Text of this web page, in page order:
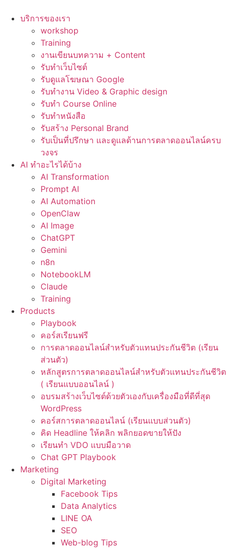
บริการของเรา
workshop
Training
งานเขียนบทความ + Content
รับทำเว็บไซต์
รับดูแลโฆษณา Google
รับทำงาน Video & Graphic design
รับทำ Course Online
รับทำหนังสือ
รับสร้าง Personal Brand
รับเป็นที่ปรึกษา และดูแลด้านการตลาดออนไลน์ครบ
วงจร
AI ทำอะไรได้บ้าง
AI Transformation
Prompt AI
AI Automation
OpenClaw
AI Image
ChatGPT
Gemini
n8n
NotebookLM
Claude
Training
Products
Playbook
คอร์สเรียนฟรี
การตลาดออนไลน์สำหรับตัวแทนประกันชีวิต (เรียน
ส่วนตัว)
หลักสูตรการตลาดออนไลน์สำหรับตัวแทนประกันชีวิต
( เรียนแบบออนไลน์ )
อบรมสร้างเว็บไซต์ด้วยตัวเองกับเครื่องมือที่ดีที่สุด
WordPress
คอร์สการตลาดออนไลน์ (เรียนแบบส่วนตัว)
คิด Headline ให้คลิก พลิกยอดขายให้ปัง
เรียนทำ VDO แบบมือวาด
Chat GPT Playbook
Marketing
Digital Marketing
Facebook Tips
Data Analytics
LINE OA
SEO
Web-blog Tips